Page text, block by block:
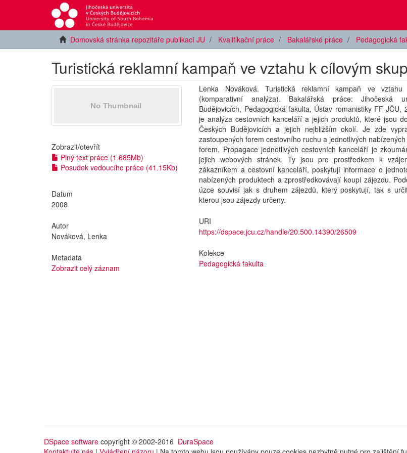
Domovská stránka repozitáře publikací JU Kvalifikační práce Bakalářské práce Pedagogická
Turistická reklamní kampaň ve vztahu k cílovým
Zobrazit/otevřít
Plný text práce (1.685Mb)
Posudek vedoucího práce (41.15Kb)
Datum
2008
Autor
Nováková, Lenka
Metadata
Zobrazit celý záznam
Lenka Nováková. Turistická reklamní kampaň ve
(komparativní analýza). Bakalářská práce: Jihočeská
Budějovicích, Pedagogická fakulta, Ústav romanistiky FF JČU,
je analýza cestovních kanceláří a jejich produktů, které jsou
Českých Budějovicích a jejich nejbližším okolí. Je zde
zastoupených forem cestovního ruchu a jednotlivých
forem. Propagace jednotlivých cestovních kanceláří je
jejich webových stránek. Ty jsou pro prostředkem k
zákazníkem a cestovní kanceláří, poskytují informace o
nabízených produktech a zprostředkovávají koupi zájezdu.
úzce souvisí jak s druhem zájezdů, který poskytují, tak s
kterou jsou zájezdy určeny.
URI
https://dspace.jcu.cz/handle/20.500.14390/26509
Kolekce
Pedagogická fakulta
DSpace software copyright © 2002-2016 DuraSpace